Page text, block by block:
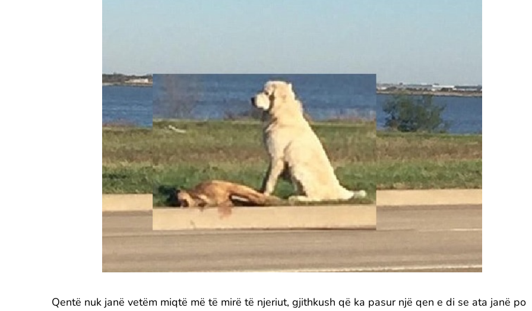
Qentë nuk janë vetëm miqtë më të mirë të njeriut, gjithkush që ka pasur një qen e di se ata janë po